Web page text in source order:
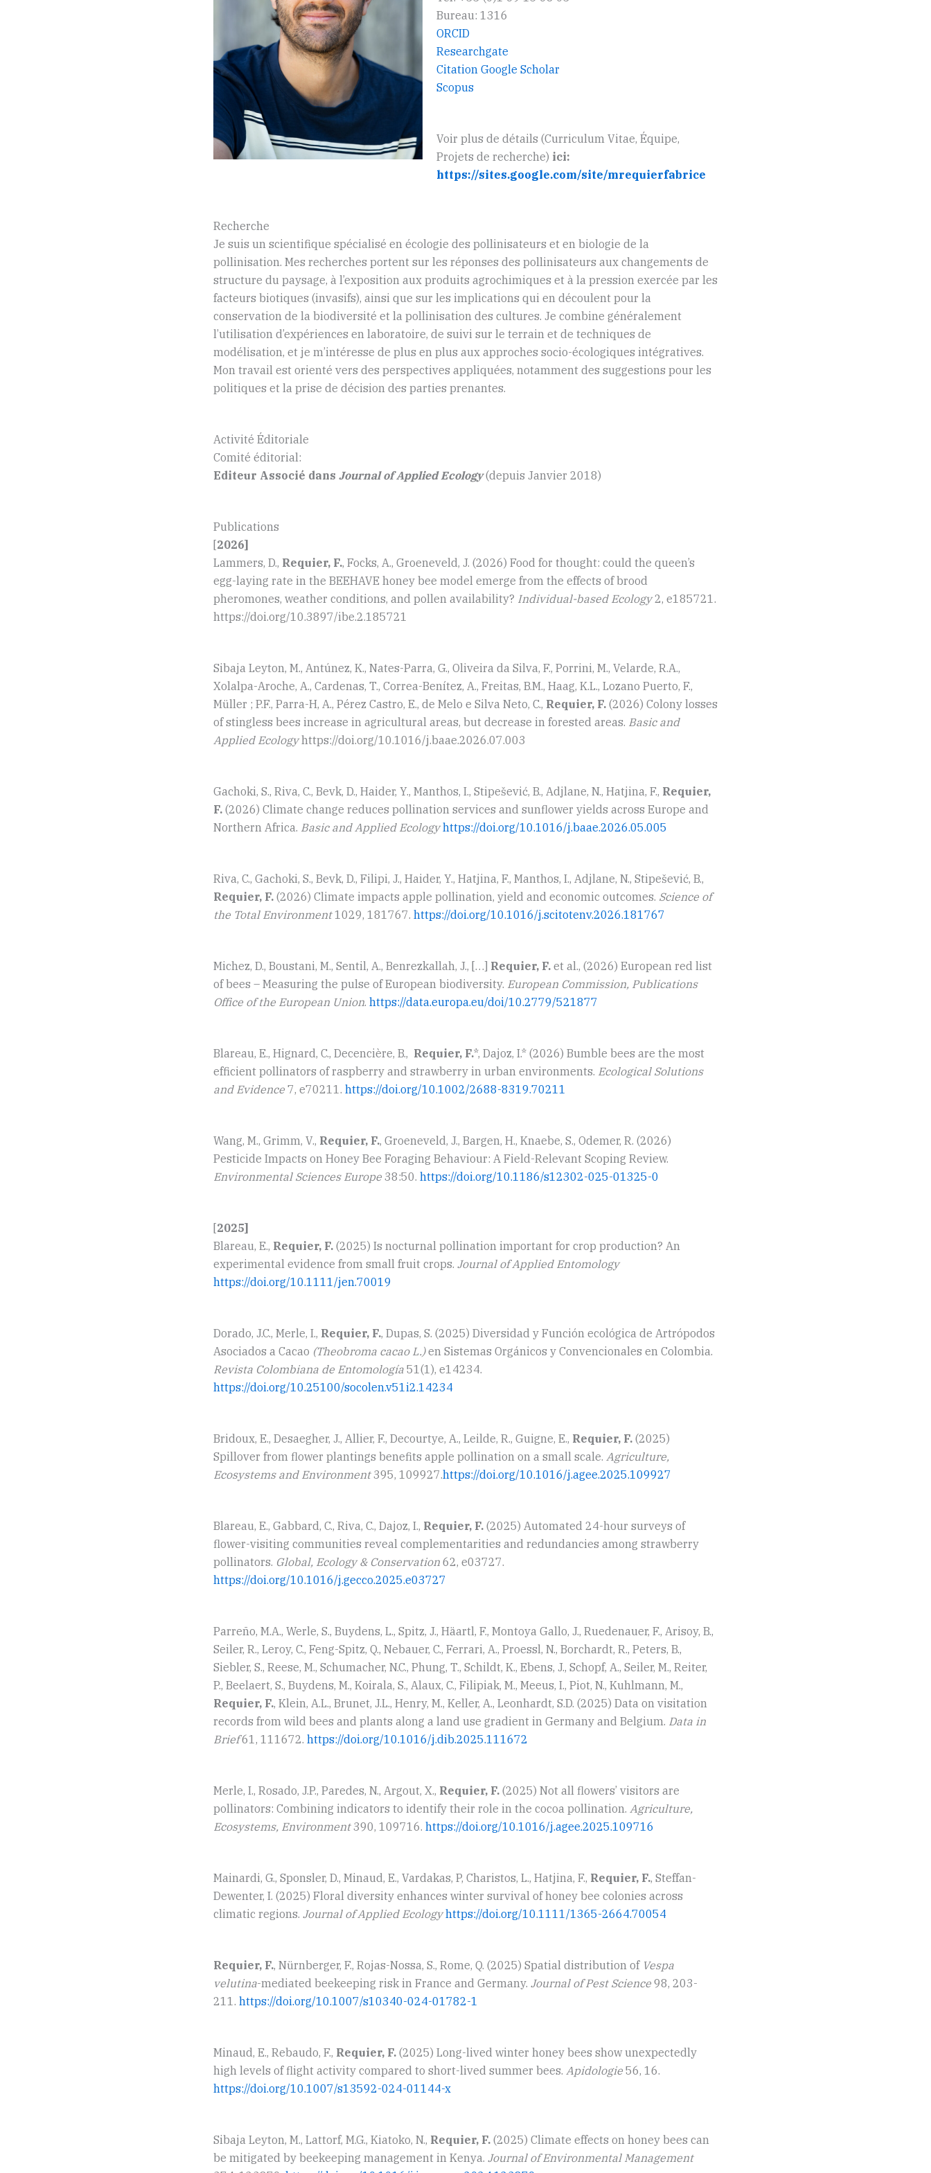
Bureau: 1316
ORCID
Researchgate
Citation Google Scholar
Scopus
Voir plus de détails (Curriculum Vitae, Équipe,
Projets de recherche) ici:
https://sites.google.com/site/mrequierfabrice
Recherche
Je suis un scientifique spécialisé en écologie des pollinisateurs et en biologie de la
pollinisation. Mes recherches portent sur les réponses des pollinisateurs aux changements de
structure du paysage, à l’exposition aux produits agrochimiques et à la pression exercée par les
facteurs biotiques (invasifs), ainsi que sur les implications qui en découlent pour la
conservation de la biodiversité et la pollinisation des cultures. Je combine généralement
l’utilisation d’expériences en laboratoire, de suivi sur le terrain et de techniques de
modélisation, et je m’intéresse de plus en plus aux approches socio-écologiques intégratives.
Mon travail est orienté vers des perspectives appliquées, notamment des suggestions pour les
politiques et la prise de décision des parties prenantes.
Activité Éditoriale
Comité éditorial:
Editeur Associé dans Journal of Applied Ecology (depuis Janvier 2018)
Publications
[2026]
Lammers, D., Requier, F., Focks, A., Groeneveld, J. (2026) Food for thought: could the queen’s
egg-laying rate in the BEEHAVE honey bee model emerge from the effects of brood
pheromones, weather conditions, and pollen availability? Individual-based Ecology2, e185721.
https://doi.org/10.3897/ibe.2.185721
Sibaja Leyton, M., Antúnez, K., Nates-Parra, G., Oliveira da Silva, F., Porrini, M., Velarde, R.A.,
Xolalpa-Aroche, A., Cardenas, T., Correa-Benítez, A., Freitas, B.M., Haag, K.L., Lozano Puerto, F.,
Müller ; P.F., Parra-H, A., Pérez Castro, E., de Melo e Silva Neto, C., Requier, F. (2026) Colony losses
of stingless bees increase in agricultural areas, but decrease in forested areas. Basic and
Applied Ecologyhttps://doi.org/10.1016/j.baae.2026.07.003
Gachoki, S., Riva, C., Bevk, D., Haider, Y., Manthos, I., Stipešević, B., Adjlane, N., Hatjina, F., Requier,
F. (2026) Climate change reduces pollination services and sunflower yields across Europe and
Northern Africa. Basic and Applied Ecology https://doi.org/10.1016/j.baae.2026.05.005
Riva, C., Gachoki, S., Bevk, D., Filipi, J., Haider, Y., Hatjina, F., Manthos, I., Adjlane, N., Stipešević, B.,
Requier, F. (2026) Climate impacts apple pollination, yield and economic outcomes. Science of
the Total Environment1029, 181767. https://doi.org/10.1016/j.scitotenv.2026.181767
Michez, D., Boustani, M., Sentil, A., Benrezkallah, J., […] Requier, F. et al., (2026) European red list
of bees – Measuring the pulse of European biodiversity. European Commission, Publications
Office of the European Union. https://data.europa.eu/doi/10.2779/521877
Blareau, E., Hignard, C., Decencière, B., Requier, F.*, Dajoz, I.* (2026) Bumble bees are the most
efficient pollinators of raspberry and strawberry in urban environments. Ecological Solutions
and Evidence 7, e70211. https://doi.org/10.1002/2688-8319.70211
Wang, M., Grimm, V., Requier, F., Groeneveld, J., Bargen, H., Knaebe, S., Odemer, R. (2026)
Pesticide Impacts on Honey Bee Foraging Behaviour: A Field-Relevant Scoping Review.
Environmental Sciences Europe 38:50. https://doi.org/10.1186/s12302-025-01325-0
[2025]
Blareau, E., Requier, F. (2025) Is nocturnal pollination important for crop production? An
experimental evidence from small fruit crops. Journal of Applied Entomology
https://doi.org/10.1111/jen.70019
Dorado, J.C., Merle, I., Requier, F., Dupas, S. (2025) Diversidad y Función ecológica de Artrópodos
Asociados a Cacao (Theobroma cacao L.)en Sistemas Orgánicos y Convencionales en Colombia.
Revista Colombiana de Entomología 51(1), e14234.
https://doi.org/10.25100/socolen.v51i2.14234
Bridoux, E., Desaegher, J., Allier, F., Decourtye, A., Leilde, R., Guigne, E., Requier, F. (2025)
Spillover from flower plantings benefits apple pollination on a small scale. Agriculture,
Ecosystems and Environment395, 109927.https://doi.org/10.1016/j.agee.2025.109927
Blareau, E., Gabbard, C., Riva, C., Dajoz, I., Requier, F. (2025) Automated 24-hour surveys of
flower-visiting communities reveal complementarities and redundancies among strawberry
pollinators. Global, Ecology & Conservation 62, e03727.
https://doi.org/10.1016/j.gecco.2025.e03727
Parreño, M.A., Werle, S., Buydens, L., Spitz, J., Häartl, F., Montoya Gallo, J., Ruedenauer, F., Arisoy, B.,
Seiler, R., Leroy, C., Feng-Spitz, Q., Nebauer, C., Ferrari, A., Proessl, N., Borchardt, R., Peters, B.,
Siebler, S., Reese, M., Schumacher, N.C., Phung, T., Schildt, K., Ebens, J., Schopf, A., Seiler, M., Reiter,
P., Beelaert, S., Buydens, M., Koirala, S., Alaux, C., Filipiak, M., Meeus, I., Piot, N., Kuhlmann, M.,
Requier, F., Klein, A.L., Brunet, J.L., Henry, M., Keller, A., Leonhardt, S.D. (2025) Data on visitation
records from wild bees and plants along a land use gradient in Germany and Belgium. Data in
Brief61, 111672. https://doi.org/10.1016/j.dib.2025.111672
Merle, I., Rosado, J.P., Paredes, N., Argout, X., Requier, F. (2025) Not all flowers’ visitors are
pollinators: Combining indicators to identify their role in the cocoa pollination. Agriculture,
Ecosystems, Environment390, 109716. https://doi.org/10.1016/j.agee.2025.109716
Mainardi, G., Sponsler, D., Minaud, E., Vardakas, P, Charistos, L., Hatjina, F., Requier, F., Steffan-
Dewenter, I. (2025) Floral diversity enhances winter survival of honey bee colonies across
climatic regions. Journal of Applied Ecologyhttps://doi.org/10.1111/1365-2664.70054
Requier, F., Nürnberger, F., Rojas-Nossa, S., Rome, Q. (2025) Spatial distribution of Vespa
velutina-mediated beekeeping risk in France and Germany. Journal of Pest Science 98, 203-
211. https://doi.org/10.1007/s10340-024-01782-1
Minaud, E., Rebaudo, F., Requier, F. (2025) Long-lived winter honey bees show unexpectedly
high levels of flight activity compared to short-lived summer bees. Apidologie 56, 16.
https://doi.org/10.1007/s13592-024-01144-x
Sibaja Leyton, M., Lattorf, M.G., Kiatoko, N., Requier, F. (2025) Climate effects on honey bees can
be mitigated by beekeeping management in Kenya. Journal of Environmental Management